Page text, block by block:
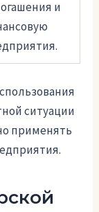
и
ситуации
применять